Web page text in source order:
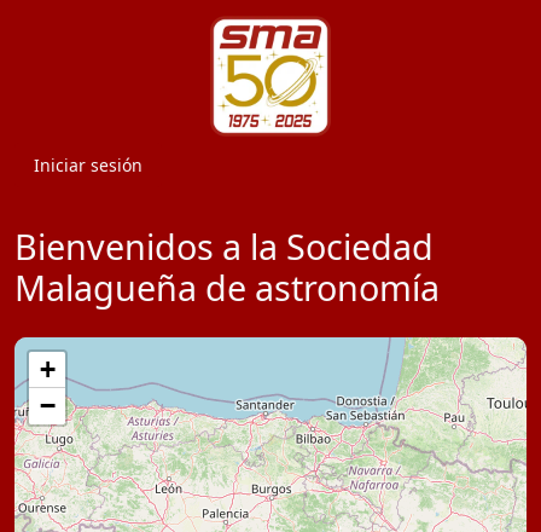
Iniciar sesión
Bienvenidos a la Sociedad
Malagueña de astronomía
+
−